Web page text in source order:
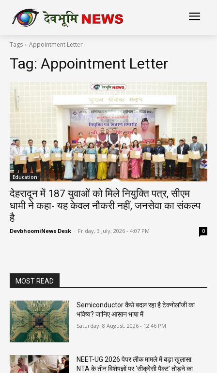
Tags Appointment Letter
Tag: Appointment Letter
Education
देहरादून में 187 युवाओं को मिले नियुक्ति पत्र, सीएम
धामी ने कहा- यह केवल नौकरी नहीं, जनसेवा का संकल्प
है
DevbhoomiNews Desk - Friday, 3 July, 2026 - 4:07 PM 0
MOST READ
Semiconductor कैसे बदल रहा है टेक्नोलॉजी का
भविष्य? जानिए आसान भाषा में
Saturday, 8 August, 2026 - 12:46 PM
NEET-UG 2026 पेपर लीक मामले में बड़ा खुलासा:
NTA के तीन विशेषज्ञों पर ‘सीक्रेसी पैक्ट’ तोड़ने का